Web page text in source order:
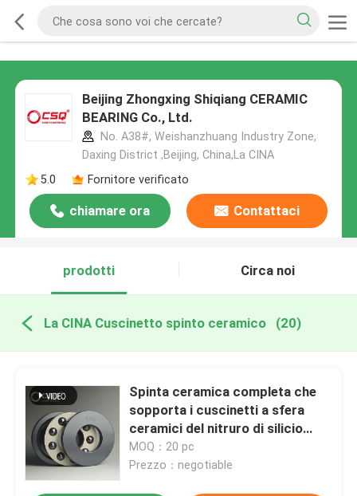
Beijing Zhongxing Shiqiang CERAMIC
BEARING Co., Ltd.
No. A38#, Weishanzhuang Industry Zone,
Daxing District ,Beijing, China,La CINA
5.0
Fornitore verificato
chiamare ora Contattaci
prodotti Circa noi
La CINA Cuscinetto spinto ceramico (20)
Spinta ceramica completa che
sopporta i cuscinetti a sfera
ceramici del nitruro di silicio
Si3n4
MOQ：20 pc
Prezzo：negotiable